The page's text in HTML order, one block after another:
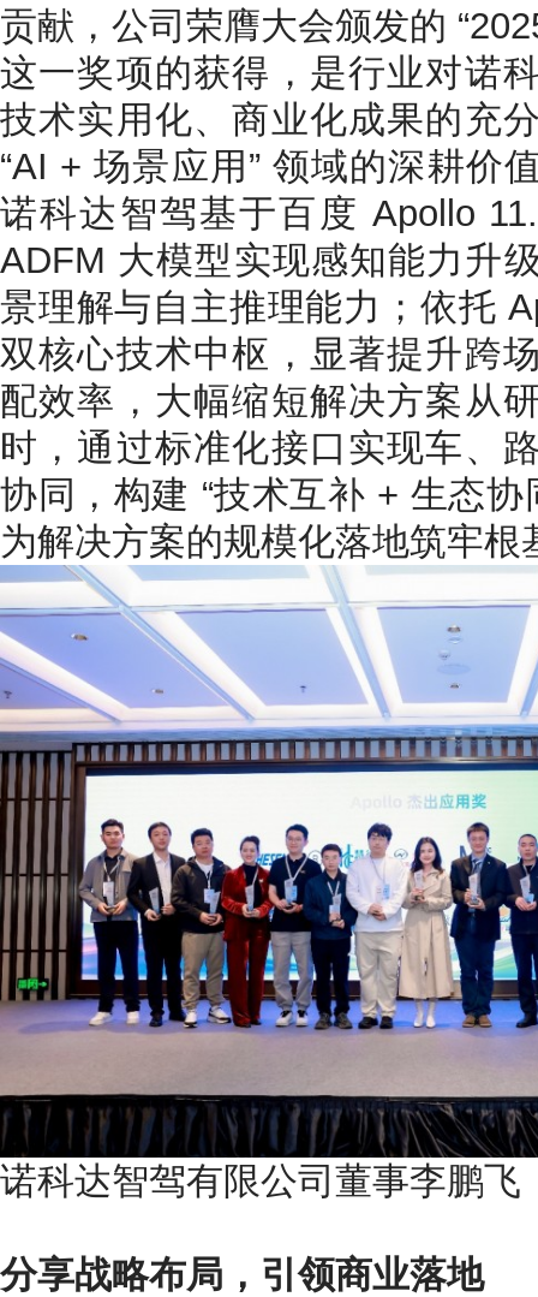
贡献，公司荣膺大会颁发的
这一奖项的获得，是行业对诺
技术实用化、商业化成果的充
“AI + 场景应用” 领域的深耕价
诺科达智驾基于百度 Apollo
ADFM 大模型实现感知能力升
景理解与自主推理能力；依托
双核心技术中枢，显著提升跨
配效率，大幅缩短解决方案从
时，通过标准化接口实现车、
协同，构建 “技术互补 + 生态协
为解决方案的规模化落地筑牢根
诺科达智驾有限公司董事李鹏飞
分享战略布局，引领商业落地